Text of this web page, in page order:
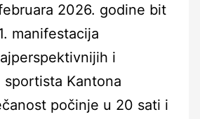
2026. godine bit
manifestacija
i
Kantona
počinje u 20 sati i